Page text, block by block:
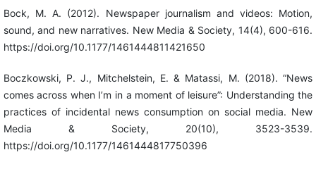
Bock, M. A. (2012). Newspaper journalism and videos: Motion,
sound, and new narratives. New Media & Society, 14(4), 600-616.
https://doi.org/10.1177/1461444811421650
Boczkowski, P. J., Mitchelstein, E. & Matassi, M. (2018). “News
comes across when I’m in a moment of leisure”: Understanding the
practices of incidental news consumption on social media. New
Media & Society, 20(10), 3523-3539.
https://doi.org/10.1177/1461444817750396